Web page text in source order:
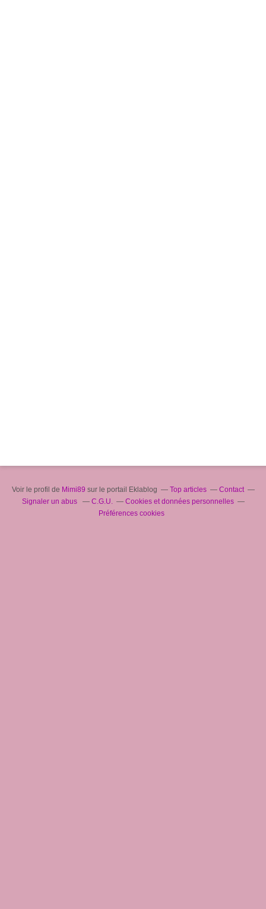
Voir le profil de Mimi89 sur le portail Eklablog Top articles
Contact
Signaler un abus
C.G.U.
Cookies et données personnelles
Préférences cookies